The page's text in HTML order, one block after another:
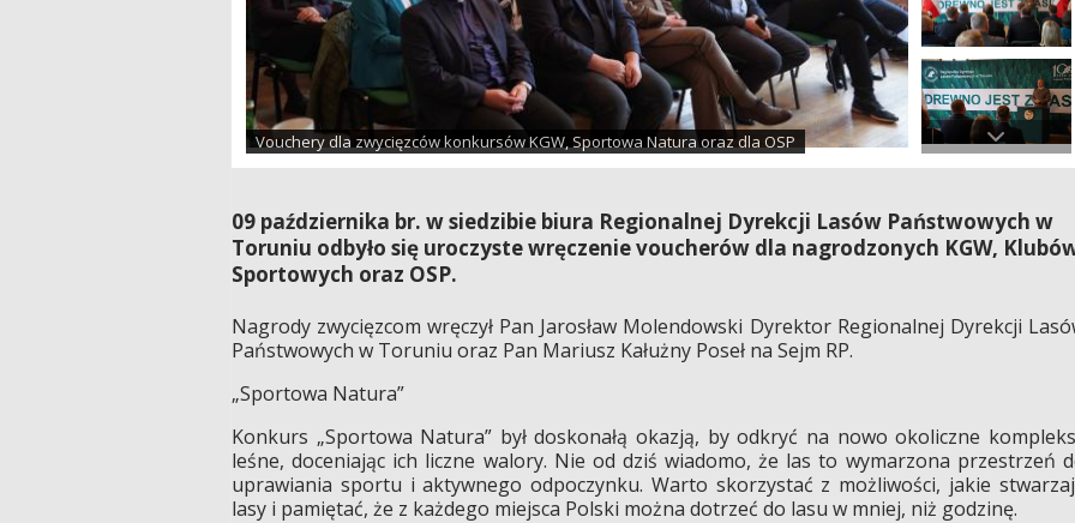
Vouchery dla zwycięzców konkursów KGW, Sportowa Natura oraz dla OSP
09 października br. w siedzibie biura Regionalnej Dyrekcji Lasów Państwowych w
Toruniu odbyło się uroczyste wręczenie voucherów dla nagrodzonych KGW,
Sportowych oraz OSP.
Nagrody zwycięzcom wręczył Pan Jarosław Molendowski Dyrektor Regionalnej Dyrekcji
Państwowych w Toruniu oraz Pan Mariusz Kałużny Poseł na Sejm RP.
„Sportowa Natura”
Konkurs „Sportowa Natura” był doskonałą okazją, by odkryć na nowo okoliczne
leśne, doceniając ich liczne walory. Nie od dziś wiadomo, że las to wymarzona przestrzeń
uprawiania sportu i aktywnego odpoczynku. Warto skorzystać z możliwości, jakie
lasy i pamiętać, że z każdego miejsca Polski można dotrzeć do lasu w mniej, niż godzinę.